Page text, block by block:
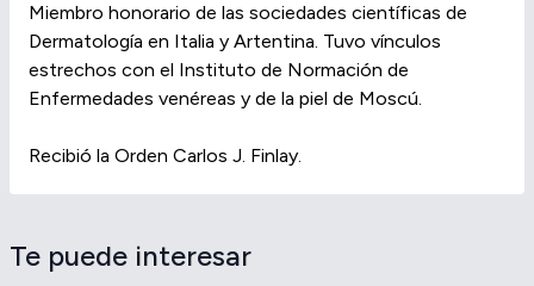
Miembro honorario de las sociedades científicas de
Dermatología en Italia y Artentina. Tuvo vínculos
estrechos con el Instituto de Normación de
Enfermedades venéreas y de la piel de Moscú.
Recibió la Orden Carlos J. Finlay.
Te puede interesar